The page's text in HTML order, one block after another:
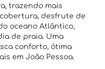
trazendo mais
desfrute de
oceano Atlântico,
de praia. Uma
conforto, ótima
em João Pessoa.